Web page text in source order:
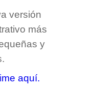
versión
más
y
aquí.